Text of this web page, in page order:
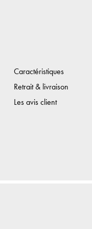
Caractéristiques
Retrait & livraison
Les avis client